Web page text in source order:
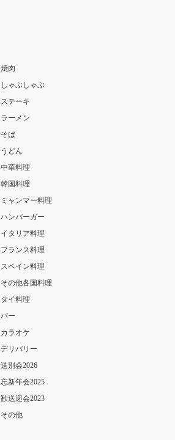
焼肉
しゃぶしゃぶ
ステーキ
ラーメン
そば
うどん
中華料理
韓国料理
ミャンマー料理
ハンバーガー
イタリア料理
フランス料理
スペイン料理
その他各国料理
タイ料理
バー
カラオケ
デリバリー
送別会2026
忘新年会2025
歓送迎会2023
その他